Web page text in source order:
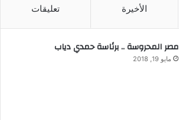
الأخيرة تعليقات
مصر المحروسة .. برئاسة حمدي دياب
مايو 19, 2018